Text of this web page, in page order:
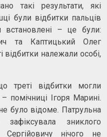
такі результати, які
були відбитки пальців
встановлені – це були:
та Каптицький Олег
відбитки належали особі,
треті відбитки могли
помічниці Ігоря Марині.
було відоме. Патрульна
зниклого
нічого не